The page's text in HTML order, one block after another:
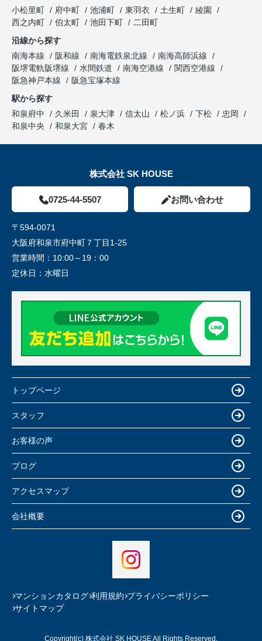
小松里町
府中町 池浦町 東羽衣 土生町
綾園
西之内町
伯太町 池田下町
二田町
沿線から探す
南海本線
阪和線 南海電鉄泉北線
南海高師浜線
阪堺電軌阪堺線
水間鉄道 南海空港線
関西空港線
阪急神戸本線
阪急宝塚本線
駅から探す
和泉府中
久米田 泉大津 信太山 松ノ浜 下松
忠岡
和泉中央
和泉大宮 春木
株式会社 SK HOUSE
0725-44-5507 お問い合わせ
〒594-0071
大阪府和泉市府中町７丁目1-25
営業時間： 10:00～19：00
定休日： 水曜日
トップページ
スタッフ
お客様の声
ブログ
アクセスマップ
会社概要
マンションカタログ 利用規約 プライバシーポリシー
サイトマップ
Copyright(c) 株式会社 SK HOUSE All Rights Reserved.